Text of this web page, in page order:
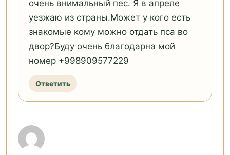
очень внимальный пес. Я в апреле
уезжаю из страны.Может у кого есть
знакомые кому можно отдать пса во
двор?Буду очень благодарна мой
номер +998909577229
Ответить